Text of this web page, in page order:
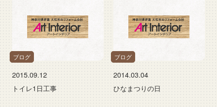
ブログ
2015.09.12
トイレ1日工事
ブログ
2014.03.04
ひなまつりの日